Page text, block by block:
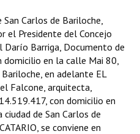
Carlos de Bariloche,
el Presidente del Concejo
Darío Barriga, Documento de
domicilio en la calle Mai 80,
en adelante EL
Falcone, arquitecta,
con domicilio en
de San Carlos de
se conviene en